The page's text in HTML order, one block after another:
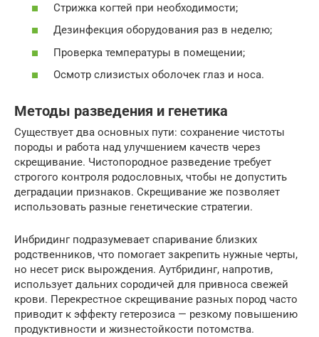
Стрижка когтей при необходимости;
Дезинфекция оборудования раз в неделю;
Проверка температуры в помещении;
Осмотр слизистых оболочек глаз и носа.
Методы разведения и генетика
Существует два основных пути: сохранение чистоты
породы и работа над улучшением качеств через
скрещивание. Чистопородное разведение требует
строгого контроля родословных, чтобы не допустить
деградации признаков. Скрещивание же позволяет
использовать разные генетические стратегии.
Инбридинг подразумевает спаривание близких
родственников, что помогает закрепить нужные черты,
но несет риск вырождения. Аутбридинг, напротив,
использует дальних сородичей для привноса свежей
крови. Перекрестное скрещивание разных пород часто
приводит к эффекту гетерозиса — резкому повышению
продуктивности и жизнестойкости потомства.